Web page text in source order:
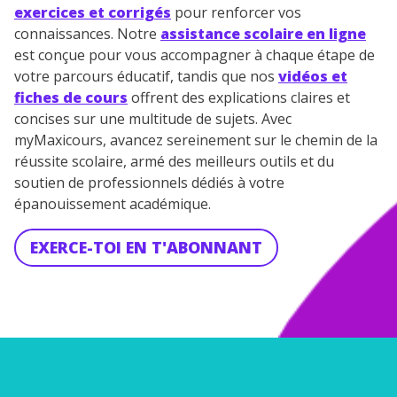
exercices et corrigés pour renforcer vos
connaissances. Notre assistance scolaire en ligne
est conçue pour vous accompagner à chaque étape de
votre parcours éducatif, tandis que nos vidéos et
fiches de cours offrent des explications claires et
concises sur une multitude de sujets. Avec
myMaxicours, avancez sereinement sur le chemin de la
réussite scolaire, armé des meilleurs outils et du
soutien de professionnels dédiés à votre
épanouissement académique.
EXERCE-TOI EN T'ABONNANT